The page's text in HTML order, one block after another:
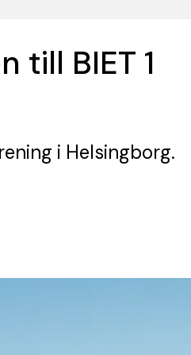
till BIET 1
i Helsingborg.